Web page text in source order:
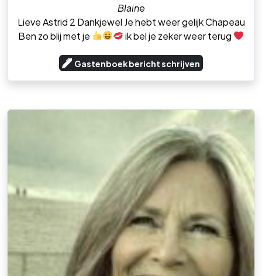
Blaine
Lieve Astrid 2 Dankjewel Je hebt weer gelijk Chapeau
Ben zo blij met je
ik bel je zeker weer terug
Gastenboek bericht schrijven